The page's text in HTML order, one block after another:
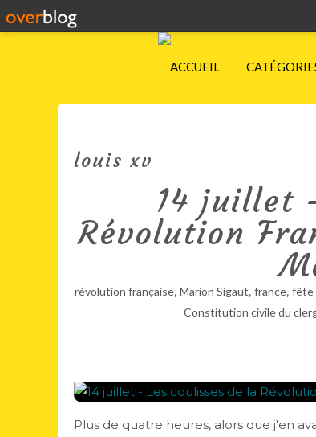
ACCUEIL
louis xv
14 juillet
Révolution
révolution française, Marion Sigaut, france, fête
Constitution civile du
Plus de quatre heures, alors que j'en